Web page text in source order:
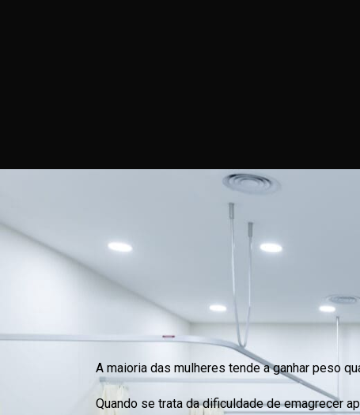
Porque é
A maioria das mulheres tende a ganhar peso
Quando se trata da dificuldade de emagrecer